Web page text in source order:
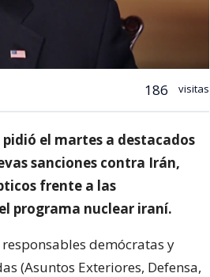
186 visitas
el martes a destacados
sanciones contra Irán,
frente a las
programa nuclear iraní.
demócratas y
(Asuntos Exteriores, Defensa,